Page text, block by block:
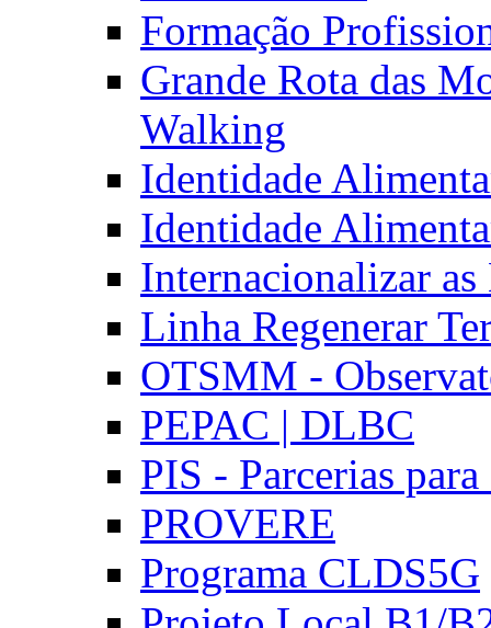
Formação
Grande Rota das
Walking
Identidade
Identidade
Internacionalizar
Linha Regenerar
OTSMM -
PEPAC | DLBC
PIS - Parcerias
PROVERE
Programa CLDS5G